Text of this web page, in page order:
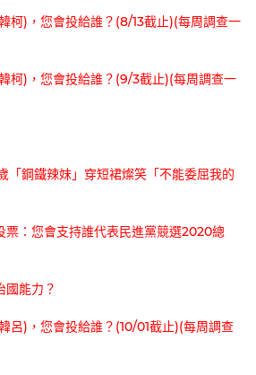
柯)，您會投給誰？(8/13截止)(每周調查一
柯)，您會投給誰？(9/3截止)(每周調查一
「鋼鐵辣妹」穿短裙燦笑「不能委屈我的
票：您會支持誰代表民進黨競選2020總
國能力？
呂)，您會投給誰？(10/01截止)(每周調查